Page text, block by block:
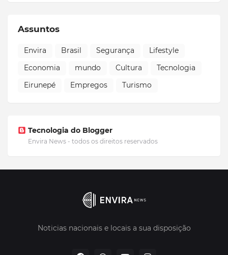
Assuntos
Envira Brasil Segurança
Lifestyle
Economia
mundo Cultura
Tecnologia
Eirunepé
Empregos Turismo
Tecnologia do Blogger
Envira News - todos os direitos reservados
Noticias nacionais e locais a sua disposição